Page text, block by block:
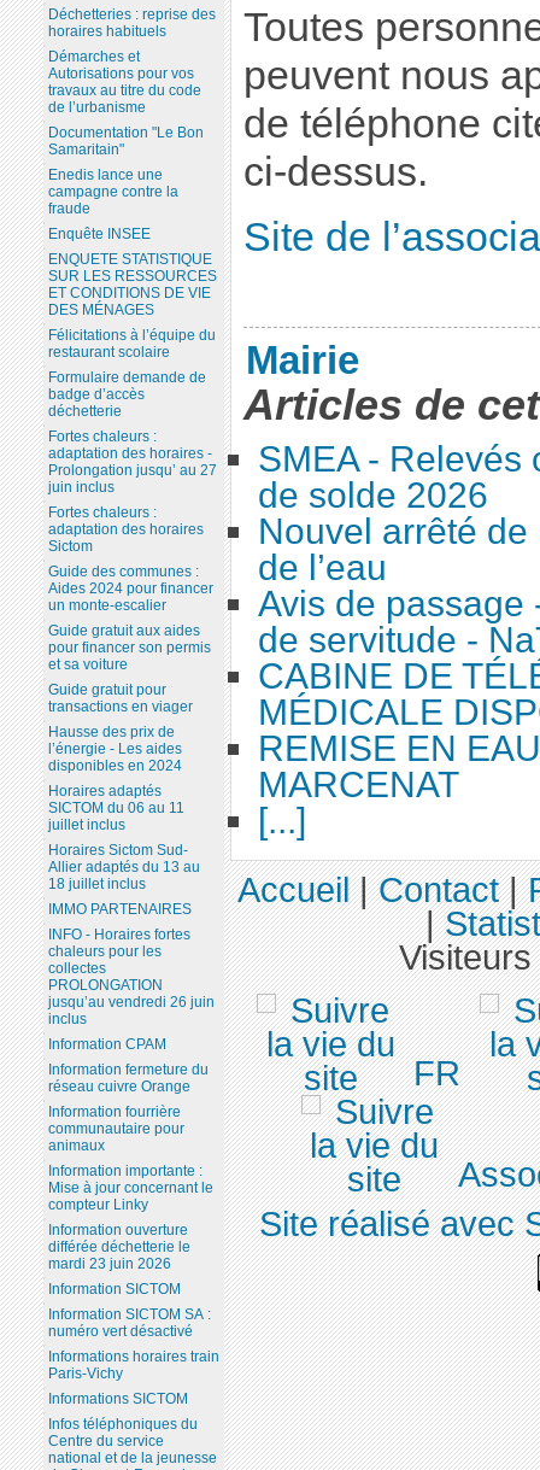
Toutes
peuvent nous
de téléphone
ci-dessus.
Site de
Mairie
Articles de
SMEA - Relevés
de solde 2026
Nouvel arrêté
de l’eau
Avis de passage
de servitude -
CABINE DE
MÉDICALE
REMISE EN
MARCENAT
[...]
Déchetteries : reprise des
horaires habituels
Démarches et
Autorisations pour vos
travaux au titre du code
de l’urbanisme
Documentation "Le Bon
Samaritain"
Enedis lance une
campagne contre la
fraude
Enquête INSEE
ENQUETE STATISTIQUE
SUR LES RESSOURCES
ET CONDITIONS DE VIE
DES MÉNAGES
Félicitations à l’équipe du
restaurant scolaire
Formulaire demande de
badge d’accès
déchetterie
Fortes chaleurs :
adaptation des horaires -
Prolongation jusqu’ au 27
juin inclus
Fortes chaleurs :
adaptation des horaires
Sictom
Guide des communes :
Aides 2024 pour financer
un monte-escalier
Guide gratuit aux aides
pour financer son permis
et sa voiture
Guide gratuit pour
transactions en viager
Hausse des prix de
l’énergie - Les aides
disponibles en 2024
Horaires adaptés
SICTOM du 06 au 11
juillet inclus
Horaires Sictom Sud-
Allier adaptés du 13 au
18 juillet inclus
IMMO PARTENAIRES
INFO - Horaires fortes
chaleurs pour les
collectes
PROLONGATION
jusqu’au vendredi 26 juin
inclus
Information CPAM
Information fermeture du
réseau cuivre Orange
Information fourrière
communautaire pour
animaux
Information importante :
Mise à jour concernant le
compteur Linky
Information ouverture
différée déchetterie le
mardi 23 juin 2026
Information SICTOM
Information SICTOM SA :
numéro vert désactivé
Informations horaires train
Paris-Vichy
Informations SICTOM
Infos téléphoniques du
Centre du service
national et de la jeunesse
Accueil|Contact|
|
FR
Site réalisé avec